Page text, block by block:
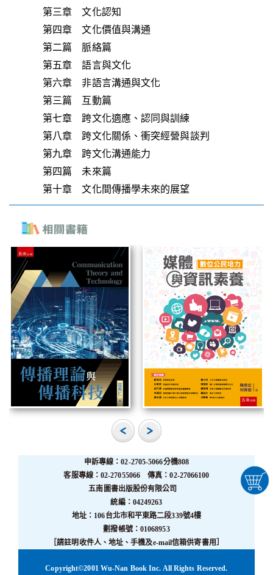
第三章 文化認知
第四章 文化價值與溝通
第二篇 脈絡篇
第五章 語言與文化
第六章 非語言溝通與文化
第三篇 互動篇
第七章 跨文化適應、認同與訓練
第八章 跨文化關係、衝突經營與談判
第九章 跨文化溝通能力
第四篇 未來篇
第十章 文化間傳播學未來的展望
申訴專線：02-2705-5066分機808
客服專線：02-27055066 傳真：02-27066100
五南圖書出版股份有限公司
統編：04249263
地址：106台北市和平東路二段339號4樓
劃撥帳號：01068953
［請註明收件人、地址、手機及e-mail信箱供寄書用］
Copyright©2001 Wu-Nan Book Inc. All Rights Reserved.